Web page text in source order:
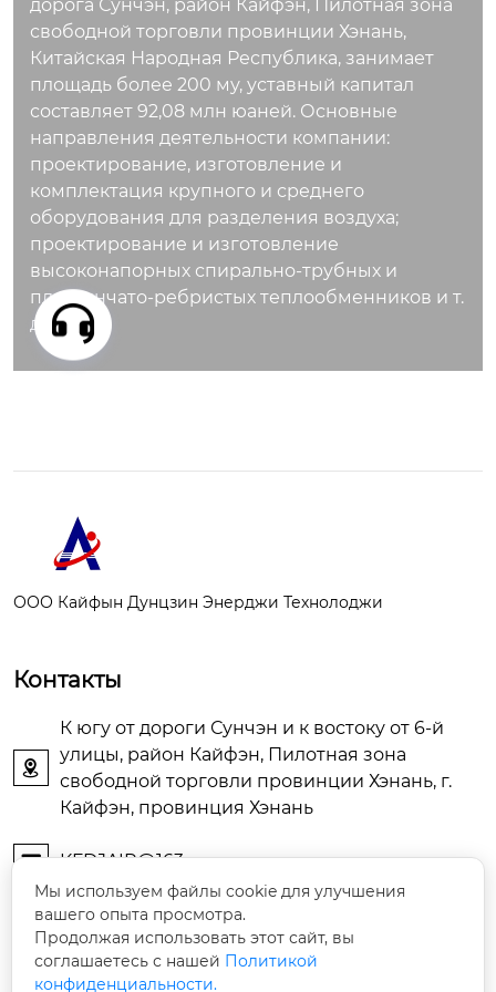
Лунъюй стал демон
страционной базой
по поставке устано
вок для разделения
воздуха для первой
в Китае системы ре
актора HT-L.
Лунъюй стал демон
страционной базой
по поставке устано
вок для разделения
воздуха для первой
в Китае системы ре
актора HT-L.
дорога Сунчэн, район Кайфэн, Пилотная зона
свободной торговли провинции Хэнань,
Китайская Народная Республика, занимает
площадь более 200 му, уставный капитал
составляет 92,08 млн юаней. Основные
направления деятельности компании:
проектирование, изготовление и
комплектация крупного и среднего
оборудования для разделения воздуха;
проектирование и изготовление
высоконапорных спирально-трубных и
пластинчато-ребристых теплообменников и т.
д.
ООО Кайфын Дунцзин Энерджи Технолоджи
Контакты

К югу от дороги Сунчэн и к востоку от 6-й
улицы, район Кайфэн, Пилотная зона
свободной торговли провинции Хэнань, г.
Кайфэн, провинция Хэнань
 KFDJAIR@163.com
 +86-13903786044
 +86-13598785976
Мы используем файлы cookie для улучшения
вашего опыта просмотра.
Продолжая использовать этот сайт, вы
соглашаетесь с нашей Политикой
конфиденциальности.